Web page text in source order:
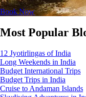
Book Now
Most Popular
12 Jyotirlingas of India
Long Weekends in India
Budget International Trips
Budget Trips in India
Cruise to Andaman Islands